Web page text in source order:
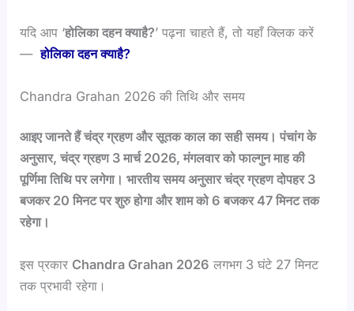
यदि आप ‘होलिका दहन क्याहै?’ पढ़ना चाहते हैं, तो यहाँ क्लिक करें
—होलिका दहन क्याहै?
Chandra Grahan 2026 की तिथि और समय
आइएजानतेहैंचंद्रग्रहणऔरसूतककालकासहीसमय।पंचांगके
अनुसार,चंद्रग्रहण 3मार्च 2026,मंगलवारकोफाल्गुनमाहकी
पूर्णिमातिथिपरलगेगा।भारतीयसमयअनुसारचंद्रग्रहणदोपहर 3
बजकर 20मिनटपरशुरुहोगाऔरशामको 6बजकर 47मिनटतक
रहेगा।
इस प्रकार Chandra Grahan 2026 लगभग 3 घंटे 27 मिनट
तक प्रभावी रहेगा।